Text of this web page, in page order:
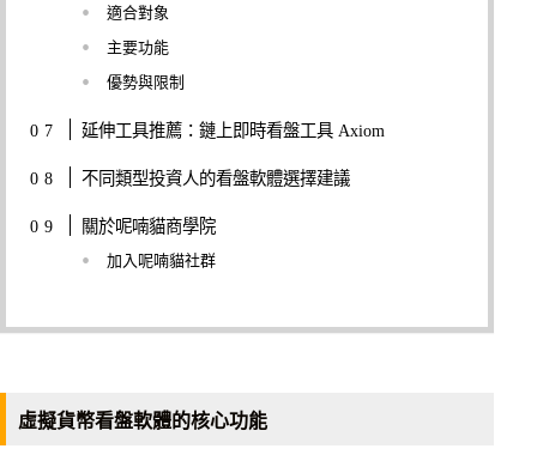
適合對象
主要功能
優勢與限制
延伸工具推薦：鏈上即時看盤工具 Axiom
不同類型投資人的看盤軟體選擇建議
關於呢喃貓商學院
加入呢喃貓社群
虛擬貨幣看盤軟體的核心功能